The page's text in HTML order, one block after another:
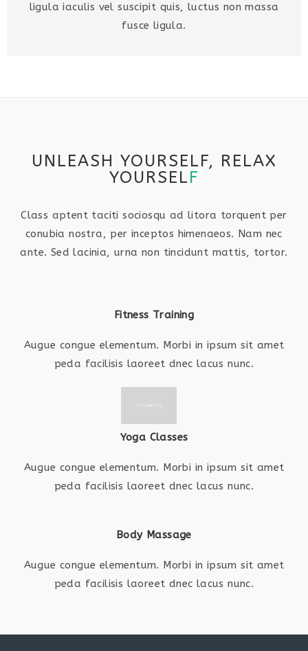
ligula iaculis vel suscipit quis, luctus non massa
fusce ligula.
UNLEASH YOURSELF, RELAX
YOURSELF
Class aptent taciti sociosqu ad litora torquent per
conubia nostra, per inceptos himenaeos. Nam nec
ante. Sed lacinia, urna non tincidunt mattis, tortor.
Fitness Training
Augue congue elementum. Morbi in ipsum sit amet
peda facilisis laoreet dnec lacus nunc.
Yoga Classes
Augue congue elementum. Morbi in ipsum sit amet
peda facilisis laoreet dnec lacus nunc.
Body Massage
Augue congue elementum. Morbi in ipsum sit amet
peda facilisis laoreet dnec lacus nunc.